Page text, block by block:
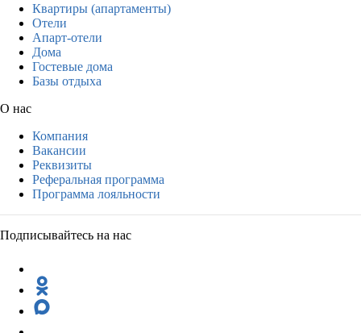
Квартиры (апартаменты)
Отели
Апарт-отели
Дома
Гостевые дома
Базы отдыха
О нас
Компания
Вакансии
Реквизиты
Реферальная программа
Программа лояльности
Подписывайтесь на нас